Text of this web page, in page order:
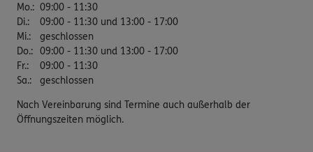
Mo.: 09:00 - 11:30
Di.:
09:00 - 11:30 und 13:00 - 17:00
Mi.:
geschlossen
Do.: 09:00 - 11:30 und 13:00 - 17:00
Fr.:
09:00 - 11:30
Sa.: geschlossen
Nach Vereinbarung sind Termine auch außerhalb der
Öffnungszeiten möglich.